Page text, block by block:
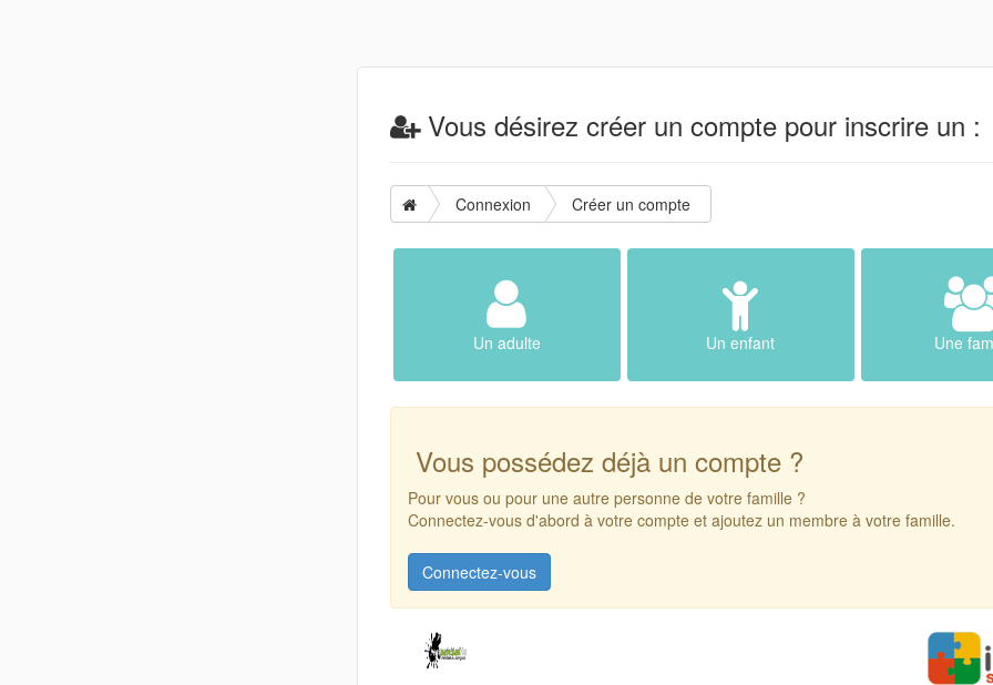
Vous désirez créer un compte pour inscrire un :
Connexion Créer un compte
Un adulte Un enfant Une
Vous possédez déjà un compte ?
Pour vous ou pour une autre personne de votre famille ?
Connectez-vous d'abord à votre compte et ajoutez un membre à votre famille.
Connectez-vous